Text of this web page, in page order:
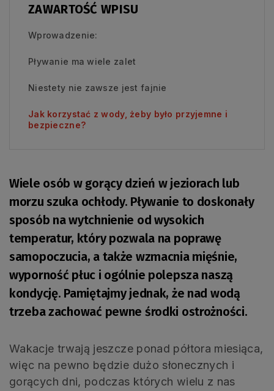
ZAWARTOŚĆ WPISU
Wprowadzenie:
Pływanie ma wiele zalet
Niestety nie zawsze jest fajnie
Jak korzystać z wody, żeby było przyjemne i
bezpieczne?
Wiele osób w gorący dzień w jeziorach lub
morzu szuka ochłody. Pływanie to doskonały
sposób na wytchnienie od wysokich
temperatur, który pozwala na poprawę
samopoczucia, a także wzmacnia mięśnie,
wyporność płuc i ogólnie polepsza naszą
kondycję. Pamiętajmy jednak, że nad wodą
trzeba zachować pewne środki ostrożności.
Wakacje trwają jeszcze ponad półtora miesiąca,
więc na pewno będzie dużo słonecznych i
gorących dni, podczas których wielu z nas